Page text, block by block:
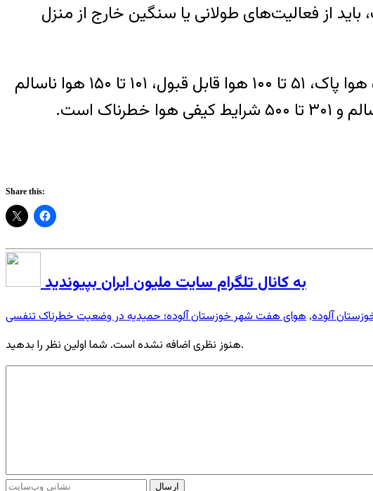
باید از فعالیت‌های طولانی یا سنگین خارج از منزل
براساس طبقه‌بندی پنجگانه صورت گرفته در شاخص کیفیت هوا (AQI) از عدد صفر تا ۵۰ هوا پاک، ۵۱ تا ۱۰۰ هوا قابل قبول، ۱۰۱ تا ۱۵۰ هوا ناسالم
Share this:
به کانال تلگرام سایت ملیون ایران بپیوندید
آلوده, هوای هفت شهر خوزستان آلوده؛ حمیدیه در وضعیت خطرناک تنفسی
هنوز نظری اضافه نشده است. شما اولین نظر را بدهید.